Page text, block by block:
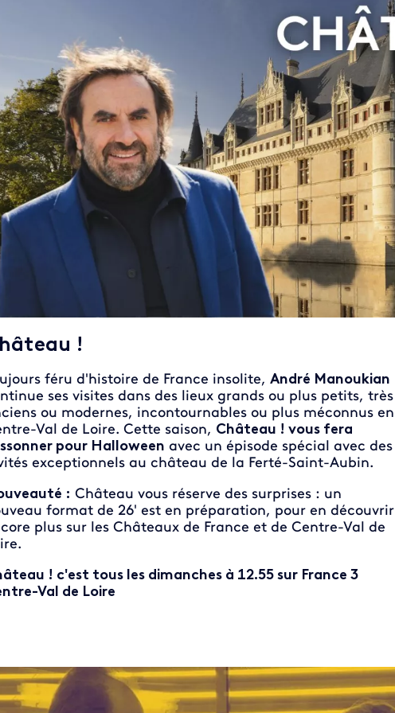
!
féru d'histoire de France insolite, André Manoukian
ses visites dans des lieux grands ou plus petits, très
ou modernes, incontournables ou plus méconnus en
Val de Loire. Cette saison, Château ! vous fera
pour Halloween avec un épisode spécial avec des
exceptionnels au château de la Ferté-Saint-Aubin.
: Château vous réserve des surprises : un
format de 26' est en préparation, pour en découvrir
plus sur les Châteaux de France et de Centre-Val de
! c'est tous les dimanches à 12.55 sur France 3
Val de Loire